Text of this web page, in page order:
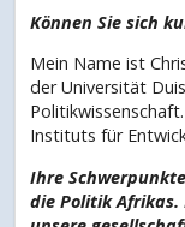
Können Sie sich
Mein Name ist
der Universität
Instituts für
Ihre
die Politik Afrikas.